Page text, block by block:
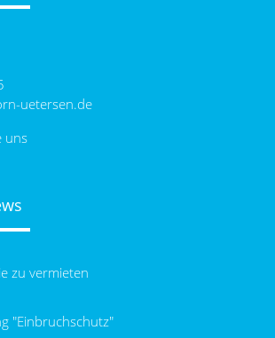
uetersen.de
uns
zu vermieten
"Einbruchschutz"